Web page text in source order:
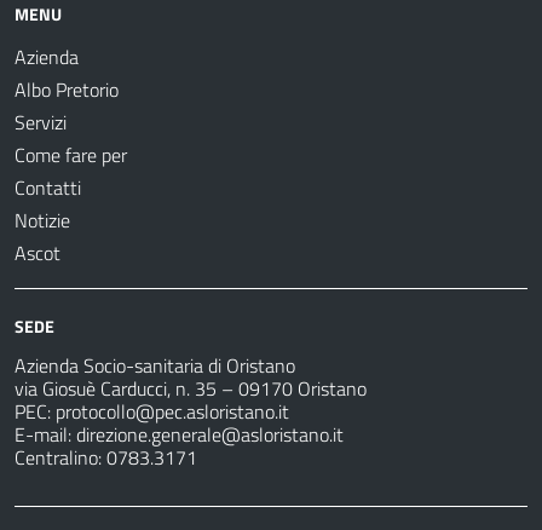
MENU
Azienda
Albo Pretorio
Servizi
Come fare per
Contatti
Notizie
Ascot
SEDE
Azienda Socio-sanitaria di Oristano
via Giosuè Carducci, n. 35 – 09170 Oristano
PEC: protocollo@pec.asloristano.it
E-mail:direzione.generale@asloristano.it
Centralino: 0783.3171